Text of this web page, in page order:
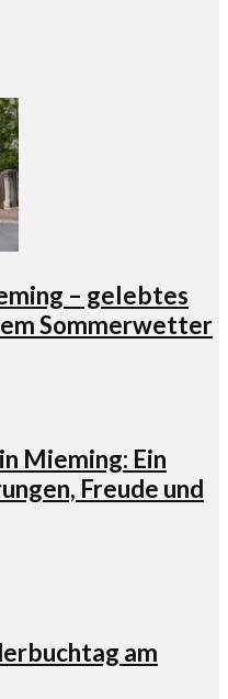
– gelebtes
Sommerwetter
Mieming: Ein
Freude und
am